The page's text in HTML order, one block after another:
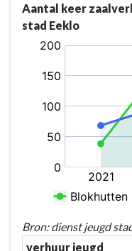
identiteit
om
zichzelf
Aantal keer
stad Eeklo
Bron: dienst jeugd
verhuur jeugd